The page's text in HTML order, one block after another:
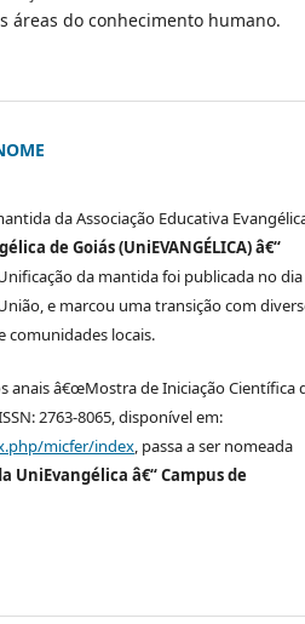
áreas do conhecimento humano.
da Associação Educativa
de Goiás (UniEVANGÉLICA) â€“
da mantida foi publicada no dia
e marcou uma transição com
comunidades locais.
anais â€œMostra de Iniciação Científica
2763-8065, disponível em:
micfer/index, passa a ser nomeada
â€“ Campus de